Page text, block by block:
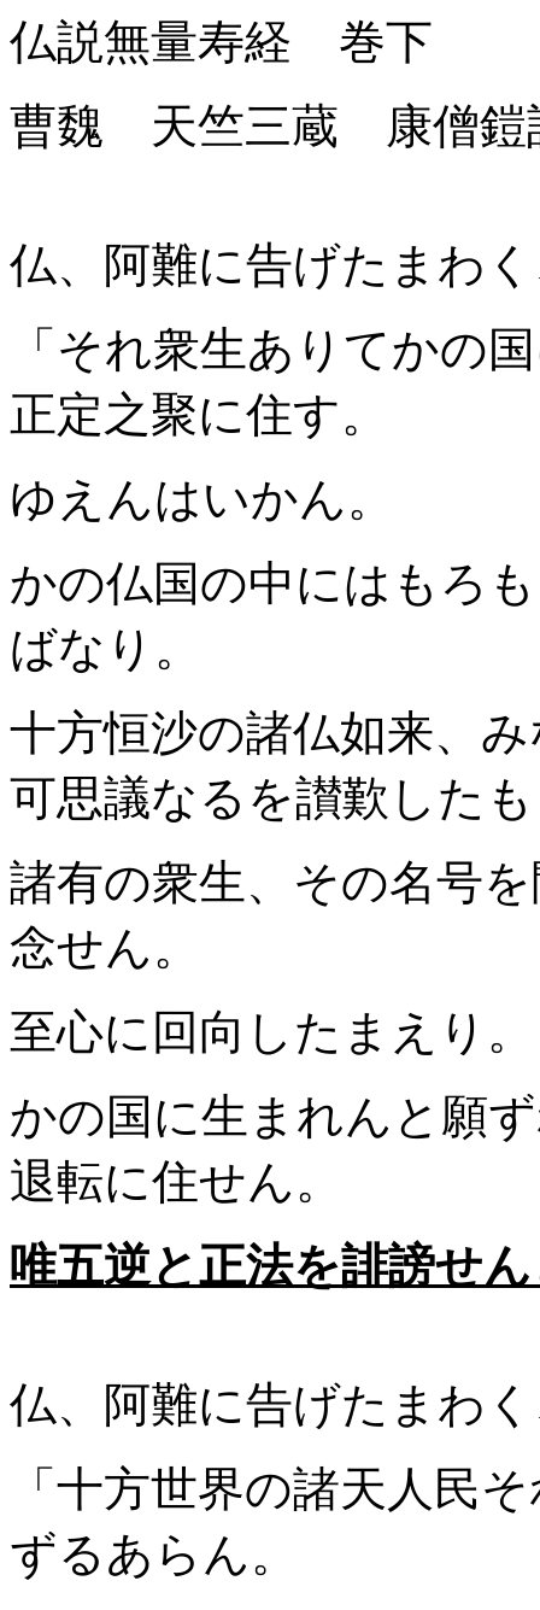
仏説無量寿経 巻下
曹魏 天竺三蔵 康僧鎧
仏、阿難に告げたまわ
「それ衆生ありてかの
正定之聚に住す。
ゆえんはいかん。
かの仏国の中にはもろ
ばなり。
十方恒沙の諸仏如来、
可思議なるを讃歎した
諸有の衆生、その名号
念せん。
至心に回向したまえり。
かの国に生まれんと願
退転に住せん。
唯五逆と正法を誹謗せ
仏、阿難に告げたまわ
「十方世界の諸天人民
ずるあらん。